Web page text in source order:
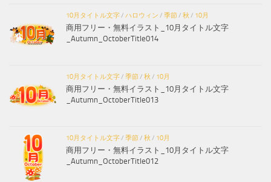
10月タイトル文字/ ハロウィン / 季節/ 秋 / 10月
商用フリー・無料イラスト_10月タイトル文字
_Autumn_OctoberTitle014
10月タイトル文字/ 季節/ 秋 / 10月
商用フリー・無料イラスト_10月タイトル文字
_Autumn_OctoberTitle013
10月タイトル文字/ 季節/ 秋 / 10月
商用フリー・無料イラスト_10月タイトル文字
_Autumn_OctoberTitle012